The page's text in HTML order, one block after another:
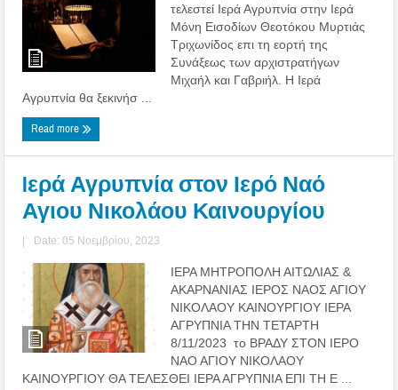
τελεστεί Ιερά Αγρυπνία στην Ιερά
Μόνη Εισοδίων Θεοτόκου Μυρτιάς
Τριχωνίδος επι τη εορτή της
Συνάξεως των αρχιστρατήγων
Μιχαήλ και Γαβριήλ. Η Ιερά
Αγρυπνία θα ξεκινήσ ...
Read more
Iερά Αγρυπνία στον Ιερό Ναό
Αγιου Νικολάου Καινουργίου
| Date: 05 Νοεμβρίου, 2023
ΙΕΡΑ ΜΗΤΡΟΠΟΛΗ ΑΙΤΩΛΙΑΣ &
ΑΚΑΡΝΑΝΙΑΣ ΙΕΡΟΣ ΝΑΟΣ ΑΓΙΟΥ
ΝΙΚΟΛΑΟΥ ΚΑΙΝΟΥΡΓΙΟΥ ΙΕΡΑ
ΑΓΡΥΠΝΙΑ ΤΗΝ ΤΕΤΑΡΤΗ
8/11/2023 το ΒΡΑΔΥ ΣΤΟΝ ΙΕΡΟ
ΝΑΟ ΑΓΙΟΥ ΝΙΚΟΛΑΟΥ
ΚΑΙΝΟΥΡΓΙΟΥ ΘΑ ΤΕΛΕΣΘΕΙ ΙΕΡΑ ΑΓΡΥΠΝΙΑ ΕΠΙ ΤΗ Ε ...